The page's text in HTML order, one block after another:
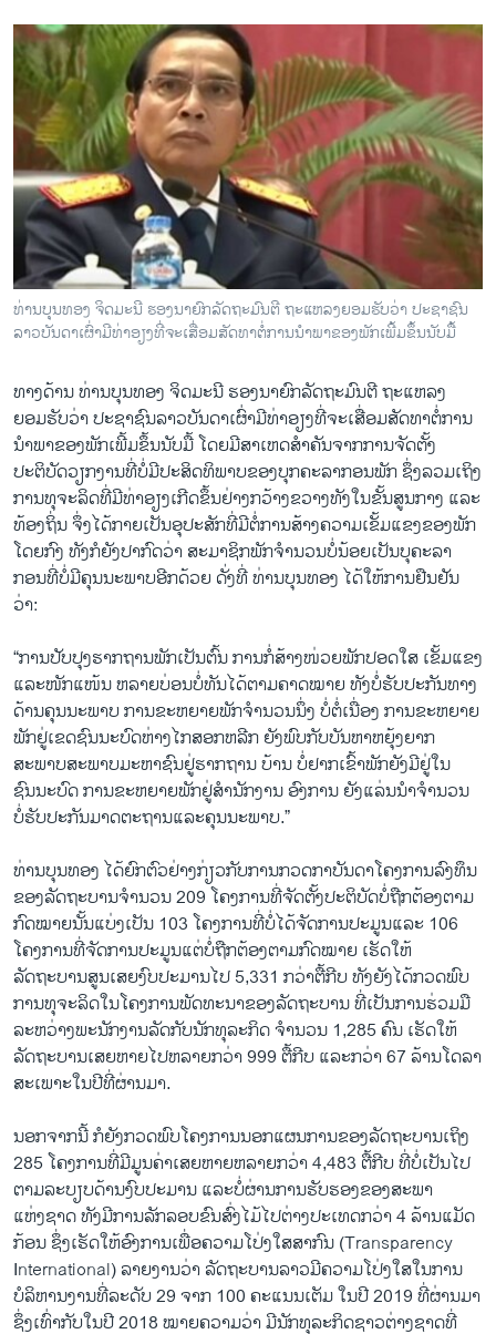
ທ່ານບຸນທອງ ຈິດມະນີ ຮອງນາຍົກລັດຖະມົນຕີ ຖະແຫລງຍອມຮັບວ່າ ປະຊາຊົນ
ລາວບັນດາເຜົ່າມີທ່າອຽງທີ່ຈະເສື່ອມສັດທາຕໍ່ການນຳພາຂອງພັກເພີ້ມຂຶ້ນນັບມື້
ທາງດ້ານ ທ່ານບຸນທອງ ຈິດມະນີ ຮອງນາຍົກລັດຖະມົນຕີ ຖະແຫລງ
ຍອມຮັບວ່າ ປະຊາຊົນລາວບັນດາເຜົ່າມີທ່າອຽງທີ່ຈະເສື່ອມສັດທາຕໍ່ການ
ນຳພາຂອງພັກເພີ້ມຂຶ້ນນັບມື້ ໂດຍມີສາເຫດສຳຄັນຈາກການຈັດຕັ້ງ
ປະຕິບັດວຽກງານທີ່ບໍ່ມີປະສິດທິພາບຂອງບຸກຄະລາກອນພັກ ຊຶ່ງລວມເຖິງ
ການທຸຈະລິດທີ່ມີທ່າອຽງເກີດຂຶ້ນຢ່າງກວ້າງຂວາງທັງໃນຂັ້ນສູນກາງ ແລະ
ທ້ອງຖິ່ນ ຈຶ່ງໄດ້ກາຍເປັນອຸປະສັກທີ່ມີຕໍ່ການສ້າງຄວາມເຂັ້ມແຂງຂອງພັກ
ໂດຍກົງ ທັງກໍຍັງປາກົດວ່າ ສະມາຊິກພັກຈຳນວນບໍ່ນ້ອຍເປັນບຸຄະລາ
ກອນທີ່ບໍ່ມີຄຸນນະພາບອີກດ້ວຍ ດັ່ງທີ່ ທ່ານບຸນທອງ ໄດ້ໃຫ້ການຢືນຢັນ
ວ່າ:
“ການປັບປຸງຮາກຖານພັກເປັນຕົ້ນ ການກໍ່ສ້າງໜ່ວຍພັກປອດໃສ ເຂັ້ມແຂງ
ແລະໜັກແໜ້ນ ຫລາຍບ່ອນບໍ່ທັນໄດ້ຕາມຄາດໝາຍ ທັງບໍ່ຮັບປະກັນທາງ
ດ້ານຄຸນນະພາບ ການຂະຫຍາຍພັກຈຳນວນນຶ່ງ ບໍ່ຕໍ່ເນື່ອງ ການຂະຫຍາຍ
ພັກຢູ່ເຂດຊົນນະບົດຫ່າງໄກສອກຫລີກ ຍັງພົບກັບບັນຫາຫຍຸ້ງຍາກ
ສະພາບສະພາບມະຫາຊົນຢູ່ຮາກຖານ ບ້ານ ບໍ່ຢາກເຂົ້າພັກຍັງມີຢູ່ໃນ
ຊົນນະບົດ ການຂະຫຍາຍພັກຢູ່ສຳນັກງານ ອົງການ ຍັງແລ່ນນຳຈຳນວນ
ບໍ່ຮັບປະກັນມາດຕະຖານແລະຄຸນນະພາບ.”
ທ່ານບຸນທອງ ໄດ້ຍົກຕົວຢ່າງກ່ຽວກັບການກວດກາບັນດາໂຄງການລົງທຶນ
ຂອງລັດຖະບານຈຳນວນ 209 ໂຄງການທີ່ຈັດຕັ້ງປະຕິບັດບໍ່ຖືກຕ້ອງຕາມ
ກົດໝາຍນັ້ນແບ່ງເປັນ 103 ໂຄງການທີ່ບໍ່ໄດ້ຈັດການປະມູນແລະ 106
ໂຄງການທີ່ຈັດການປະມູນແຕ່ບໍ່ຖືກຕ້ອງຕາມກົດໝາຍ ເຮັດໃຫ້
ລັດຖະບານສູນເສຍງົບປະມານໄປ 5,331 ກວ່າຕື້ກີບ ທັງຍັງໄດ້ກວດພົບ
ການທຸຈະລິດໃນໂຄງການພັດທະນາຂອງລັດຖະບານ ທີ່ເປັນການຮ່ວມມື
ລະຫວ່າງພະນັກງານລັດກັບນັກທຸລະກິດ ຈຳນວນ 1,285 ຄົນ ເຮັດໃຫ້
ລັດຖະບານເສຍຫາຍໄປຫລາຍກວ່າ 999 ຕື້ກີບ ແລະກວ່າ 67 ລ້ານໂດລາ
ສະເພາະໃນປີທີ່ຜ່ານມາ.
ນອກຈາກນີ້ ກໍຍັງກວດພົບໂຄງການນອກແຜນການຂອງລັດຖະບານເຖິງ
285 ໂຄງການທີ່ມີມູນຄ່າເສຍຫາຍຫລາຍກວ່າ 4,483 ຕື້ກີບ ທີ່ບໍ່ເປັນໄປ
ຕາມລະບຽບດ້ານງົບປະມານ ແລະບໍ່ຜ່ານການຮັບຮອງຂອງສະພາ
ແຫ່ງຊາດ ທັງມີການລັກລອບຂົນສົ່ງໄມ້ໄປຕ່າງປະເທດກວ່າ 4 ລ້ານແມັດ
ກ້ອນ ຊຶ່ງເຮັດໃຫ້ອົງການເພື່ອຄວາມໂປ່ງໃສສາກົນ (Transparency
International) ລາຍງານວ່າ ລັດຖະບານລາວມີຄວາມໂປ່ງໃສໃນການ
ບໍລິຫານງານທີ່ລະດັບ 29 ຈາກ 100 ຄະແນນເຕັມ ໃນປີ 2019 ທີ່ຜ່ານມາ
ຊຶ່ງເທົ່າກັບໃນປີ 2018 ໝາຍຄວາມວ່າ ມີນັກທຸລະກິດຊາວຕ່າງຊາດທີ່